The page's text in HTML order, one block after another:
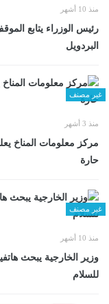
منذ 10 أشهر
رئيس الوزراء يتابع
البردويل
غير مصنف
منذ 3 أشهر
مركز معلومات المناخ
حارة
غير مصنف
منذ 10 أشهر
وزير الخارجية يبحث
للسلام